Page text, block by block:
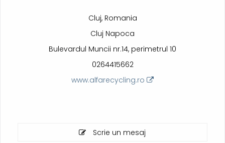
Cluj, Romania
Cluj Napoca
Bulevardul Muncii nr.14, perimetrul 10
0264415662
www.alfarecycling.ro
Scrie un mesaj